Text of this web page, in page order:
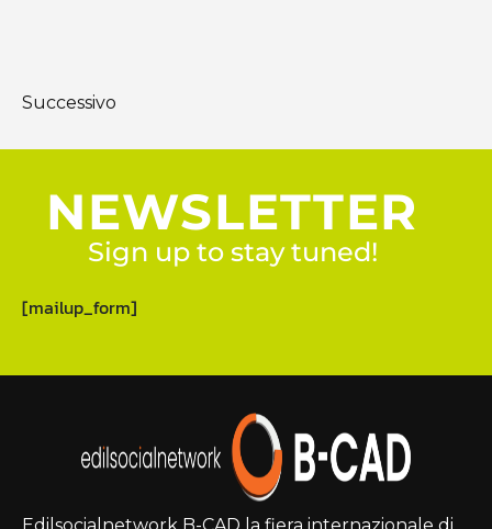
Successivo
NEWSLETTER
Sign up to stay tuned!
[mailup_form]